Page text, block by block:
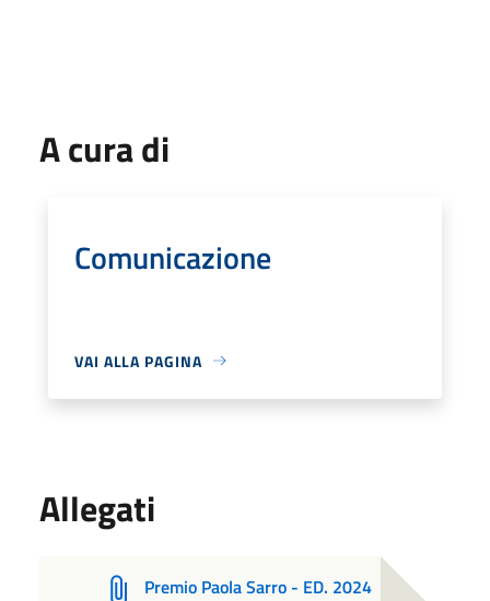
A cura di
Comunicazione
VAI ALLA PAGINA
Allegati
Premio Paola Sarro - ED. 2024